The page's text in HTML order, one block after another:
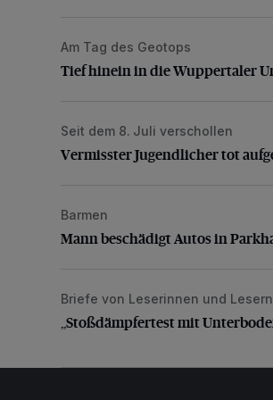
Tief hinein in die Wuppertaler
Am Tag des Geotops
Tief hinein in die Wuppertaler
Vermisster Jugendlicher tot
Seit dem 8. Juli verschollen
Vermisster Jugendlicher tot
Mann beschädigt Autos in
Barmen
Mann beschädigt Autos in
„Stoßdämpfertest mit
Briefe von Leserinnen und Lesern
„Stoßdämpfertest mit